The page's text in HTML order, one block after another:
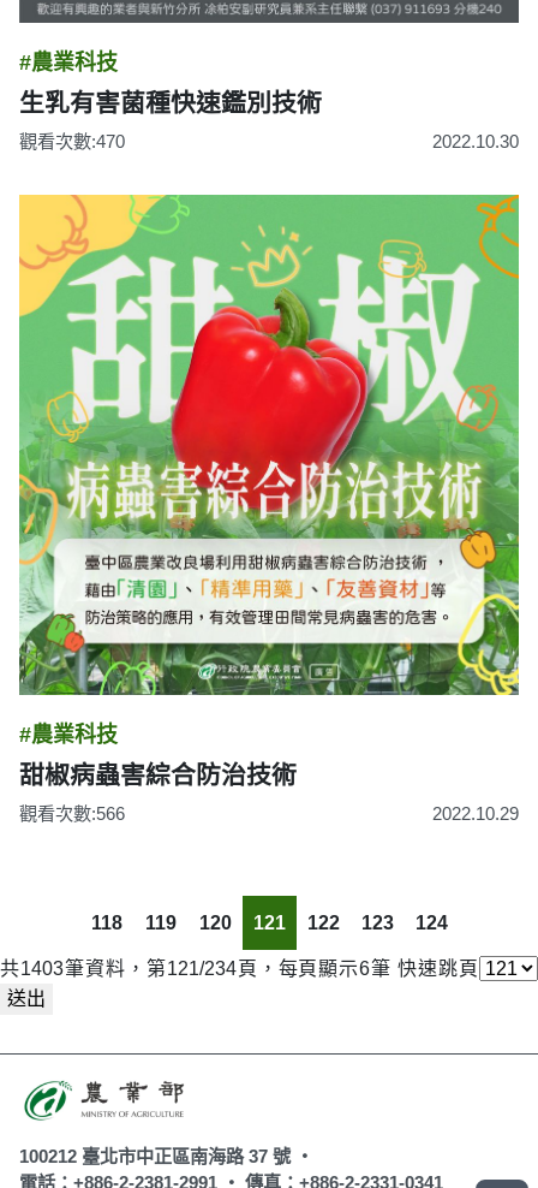
#農業科技
生乳有害菌種快速鑑別技術
觀看次數:470 2022.10.30
#農業科技
甜椒病蟲害綜合防治技術
觀看次數:566 2022.10.29
118 119 120 121 122 123 124
共1403筆資料，第121/234頁，每頁顯示6筆 快速跳頁
送出
100212 臺北市中正區南海路 37 號 ‧
電話：+886-2-2381-2991 ‧ 傳真：+886-2-2331-0341